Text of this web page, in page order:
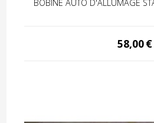
BOBINE AUTO D'ALLUMAGE
58,00€